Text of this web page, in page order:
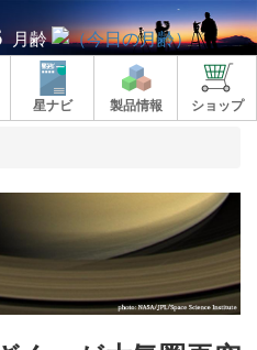
月齢
星ナビ 製品情報 ショップ